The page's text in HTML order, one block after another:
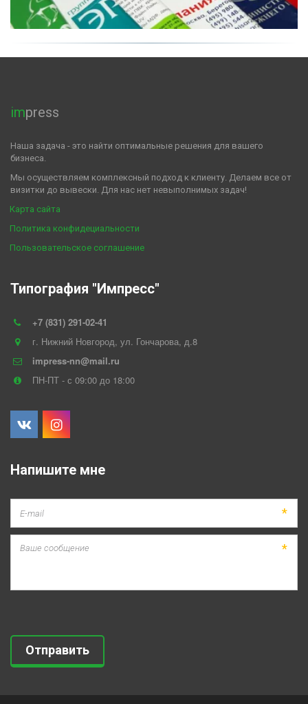
impress
Наша задача - это найти оптимальные решения для вашего
бизнеса.
Мы осуществляем комплексный подход к клиенту. Делаем все от
визитки до вывески. Для нас нет невыполнимых задач!
Карта сайта
Политика конфидециальности
Пользовательское соглашение
Типография "Импресс"
+7 (831) 291-02-41
г. Нижний Новгород, ул. Гончарова, д.8
impress-nn@mail.ru
ПН-ПТ - с 09:00 до 18:00
Напишите мне
*
*
Отправить